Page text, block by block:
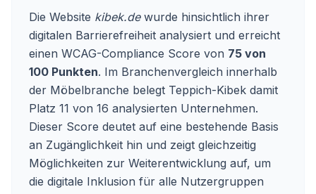
Die Website kibek.dewurde hinsichtlich ihrer
digitalen Barrierefreiheit analysiert und erreicht
einen WCAG-Compliance Score von 75 von
100 Punkten. Im Branchenvergleich innerhalb
der Möbelbranche belegt Teppich-Kibek damit
Platz 11 von 16 analysierten Unternehmen.
Dieser Score deutet auf eine bestehende Basis
an Zugänglichkeit hin und zeigt gleichzeitig
Möglichkeiten zur Weiterentwicklung auf, um
die digitale Inklusion für alle Nutzergruppen